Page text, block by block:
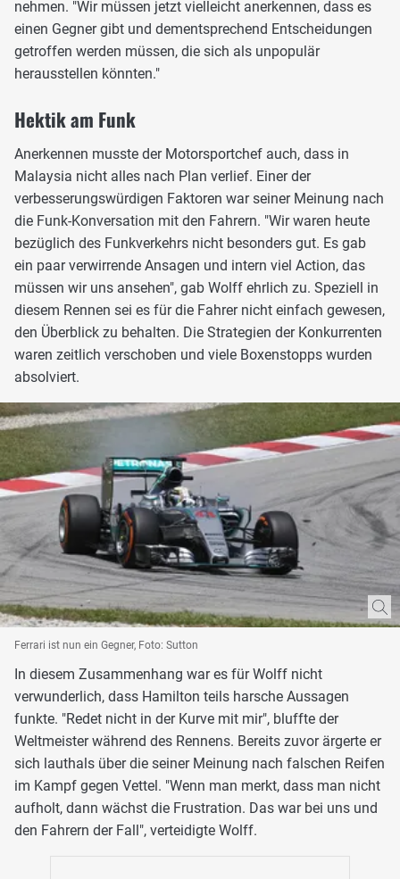
nehmen. "Wir müssen jetzt vielleicht anerkennen, dass es
einen Gegner gibt und dementsprechend Entscheidungen
getroffen werden müssen, die sich als unpopulär
herausstellen könnten."
Hektik am Funk
Anerkennen musste der Motorsportchef auch, dass in
Malaysia nicht alles nach Plan verlief. Einer der
verbesserungswürdigen Faktoren war seiner Meinung nach
die Funk-Konversation mit den Fahrern. "Wir waren heute
bezüglich des Funkverkehrs nicht besonders gut. Es gab
ein paar verwirrende Ansagen und intern viel Action, das
müssen wir uns ansehen", gab Wolff ehrlich zu. Speziell in
diesem Rennen sei es für die Fahrer nicht einfach gewesen,
den Überblick zu behalten. Die Strategien der Konkurrenten
waren zeitlich verschoben und viele Boxenstopps wurden
absolviert.
Ferrari ist nun ein Gegner, Foto: Sutton
In diesem Zusammenhang war es für Wolff nicht
verwunderlich, dass Hamilton teils harsche Aussagen
funkte. "Redet nicht in der Kurve mit mir", bluffte der
Weltmeister während des Rennens. Bereits zuvor ärgerte er
sich lauthals über die seiner Meinung nach falschen Reifen
im Kampf gegen Vettel. "Wenn man merkt, dass man nicht
aufholt, dann wächst die Frustration. Das war bei uns und
den Fahrern der Fall", verteidigte Wolff.